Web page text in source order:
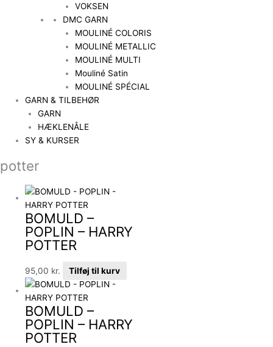
VOKSEN
DMC GARN
MOULINÉ COLORIS
MOULINÉ METALLIC
MOULINÉ MULTI
Mouliné Satin
MOULINÉ SPÉCIAL
GARN & TILBEHØR
GARN
HÆKLENÅLE
SY & KURSER
potter
BOMULD –
POPLIN – HARRY
POTTER
95,00 kr. Tilføj til kurv
BOMULD –
POPLIN – HARRY
POTTER